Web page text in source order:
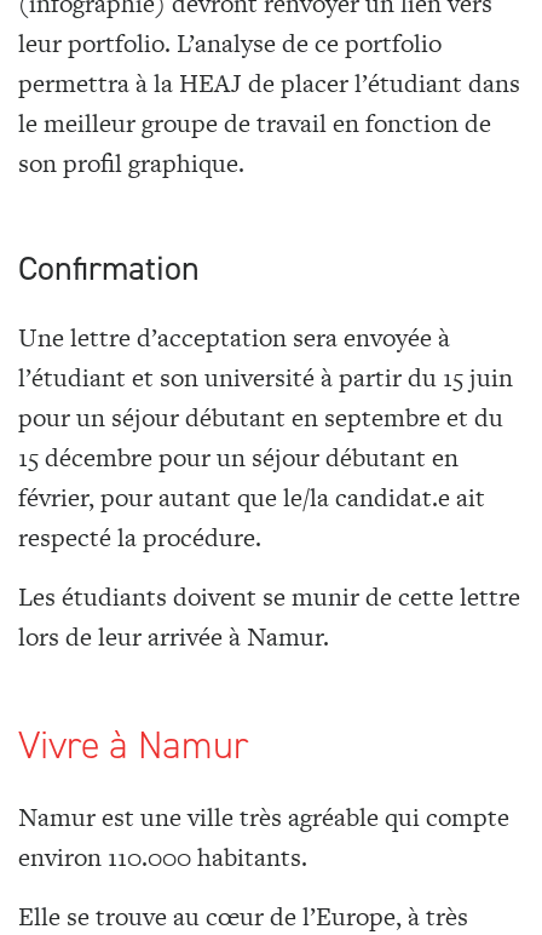
leur portfolio. L’analyse de ce portfolio
permettra à la HEAJ de placer l’étudiant dans
le meilleur groupe de travail en fonction de
son profil graphique.
Confirmation
Une lettre d’acceptation sera envoyée à
l’étudiant et son université à partir du 15 juin
pour un séjour débutant en septembre et du
15 décembre pour un séjour débutant en
février, pour autant que le/la candidat.e ait
respecté la procédure.
Les étudiants doivent se munir de cette lettre
lors de leur arrivée à Namur.
Vivre à Namur
Namur est une ville très agréable qui compte
environ 110.000 habitants.
Elle se trouve au cœur de l’Europe, à très